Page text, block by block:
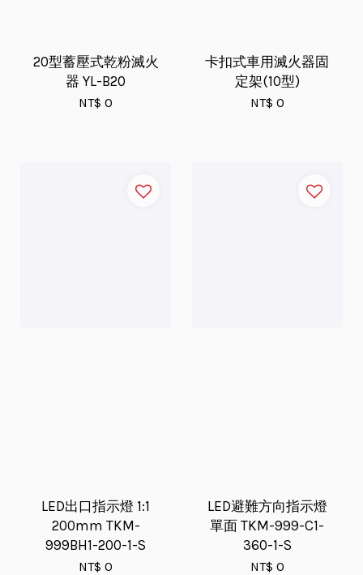
20型蓄壓式乾粉滅火
器 YL-B20
NT$ 0
卡扣式車用滅火器固
定架(10型)
NT$ 0
LED出口指示燈 1:1
200mm TKM-
999BH1-200-1-S
NT$ 0
LED避難方向指示燈
單面 TKM-999-C1-
360-1-S
NT$ 0